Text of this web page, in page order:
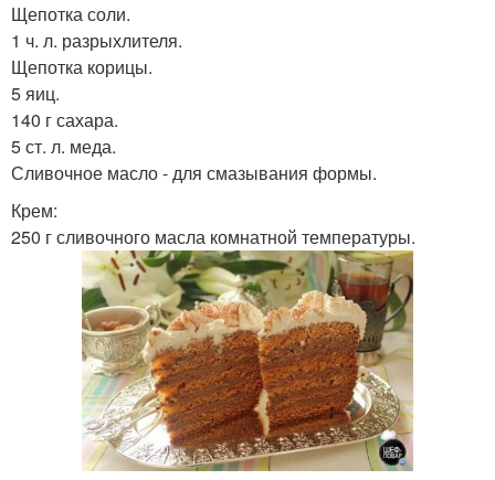
Щепотка соли.
1 ч. л. разрыхлителя.
Щепотка корицы.
5 яиц.
140 г сахара.
5 ст. л. меда.
Сливочное масло - для смазывания формы.
Крем:
250 г сливочного масла комнатной температуры.